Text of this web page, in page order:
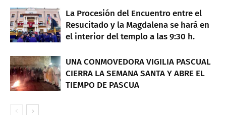
La Procesión del Encuentro entre el
Resucitado y la Magdalena se hará en
el interior del templo a las 9:30 h.
UNA CONMOVEDORA VIGILIA PASCUAL
CIERRA LA SEMANA SANTA Y ABRE EL
TIEMPO DE PASCUA